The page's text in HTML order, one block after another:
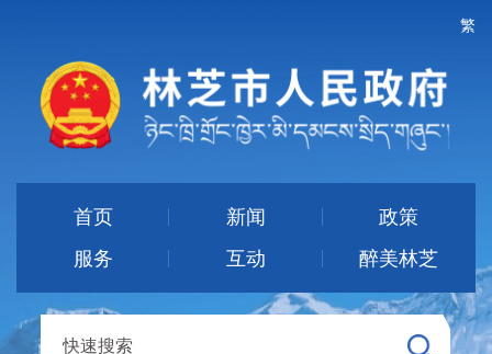
繁
首页 新闻
政策
服务
互动 醉美林芝